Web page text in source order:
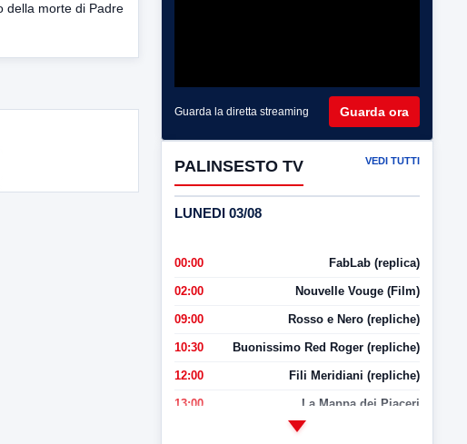
della morte di Padre
Guarda la diretta streaming Guarda ora
PALINSESTO TV VEDI TUTTI
LUNEDI 03/08
00:00 FabLab (replica)
02:00 Nouvelle Vouge (Film)
09:00 Rosso e Nero (repliche)
10:30 Buonissimo Red Roger (repliche)
12:00 Fili Meridiani (repliche)
13:00 La Mappa dei Piaceri